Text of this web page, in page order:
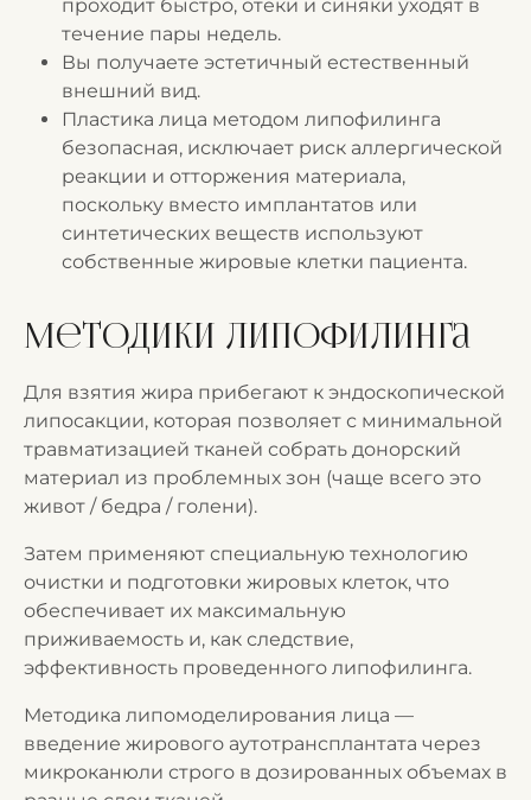
проходит быстро, отеки и синяки уходят в
течение пары недель.
Вы получаете эстетичный естественный
внешний вид.
Пластика лица методом липофилинга
безопасная, исключает риск аллергической
реакции и отторжения материала,
поскольку вместо имплантатов или
синтетических веществ используют
собственные жировые клетки пациента.
Методики липофилинга
Для взятия жира прибегают к эндоскопической
липосакции, которая позволяет с минимальной
травматизацией тканей собрать донорский
материал из проблемных зон (чаще всего это
живот / бедра / голени).
Затем применяют специальную технологию
очистки и подготовки жировых клеток, что
обеспечивает их максимальную
приживаемость и, как следствие,
эффективность проведенного липофилинга.
Методика липомоделирования лица —
введение жирового аутотрансплантата через
микроканюли строго в дозированных объемах в